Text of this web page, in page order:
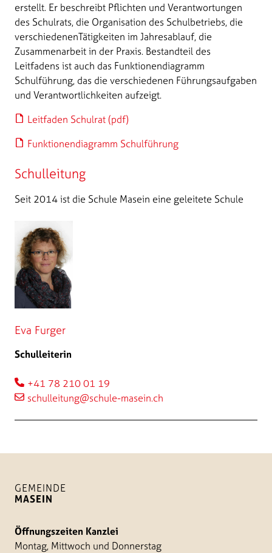
erstellt. Er beschreibt Pflichten und Verantwortungen
des Schulrats, die Organisation des Schulbetriebs, die
verschiedenenTätigkeiten im Jahresablauf, die
Zusammenarbeit in der Praxis. Bestandteil des
Leitfadens ist auch das Funktionendiagramm
Schulführung, das die verschiedenen Führungsaufgaben
und Verantwortlichkeiten aufzeigt.
Leitfaden Schulrat (pdf)
Funktionendiagramm Schulführung
Schulleitung
Seit 2014 ist die Schule Masein eine geleitete Schule
Eva Furger
Schulleiterin
+41 78 210 01 19
schulleitung@schule-masein.ch
GEMEINDE
MASEIN
Öffnungszeiten Kanzlei
Montag, Mittwoch und Donnerstag